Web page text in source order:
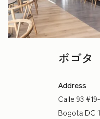
ボゴタ
Address
Calle 93
Bogota DC